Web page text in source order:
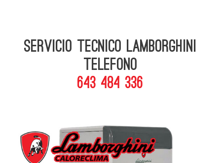
Servicio Tecnico Lamborghini
telefono
643 484 336